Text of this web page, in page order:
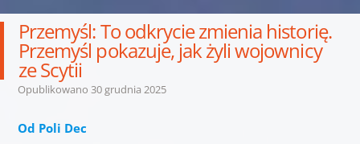
Przemyśl: To odkrycie zmienia historię.
Przemyśl pokazuje, jak żyli wojownicy
ze Scytii
Opublikowano 30 grudnia 2025
Od Poli Dec